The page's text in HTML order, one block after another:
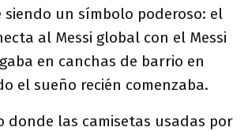
siendo un símbolo poderoso: el
al Messi global con el Messi
en canchas de barrio en
el sueño recién comenzaba.
donde las camisetas usadas por